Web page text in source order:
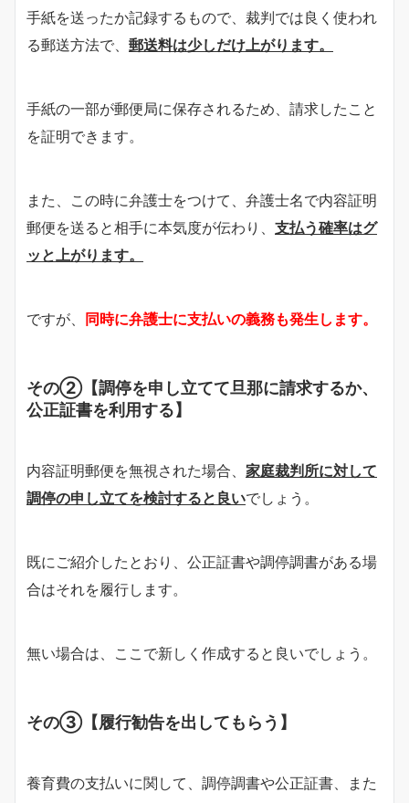
手紙を送ったか記録するもので、裁判では良く使われ
る郵送方法で、 郵送料は少しだけ上がります。
手紙の一部が郵便局に保存されるため、請求したこと
を証明できます。
また、この時に弁護士をつけて、弁護士名で内容証明
郵便を送ると相手に本気度が伝わり、 支払う確率はグ
ッと上がります。
ですが、 同時に弁護士に支払いの義務も発生します。
その②【調停を申し立てて旦那に請求するか、
公正証書を利用する】
内容証明郵便を無視された場合、 家庭裁判所に対して
調停の申し立てを検討すると良いでしょう。
既にご紹介したとおり、公正証書や調停調書がある場
合はそれを履行します。
無い場合は、ここで新しく作成すると良いでしょう。
その③【履行勧告を出してもらう】
養育費の支払いに関して、調停調書や公正証書、また